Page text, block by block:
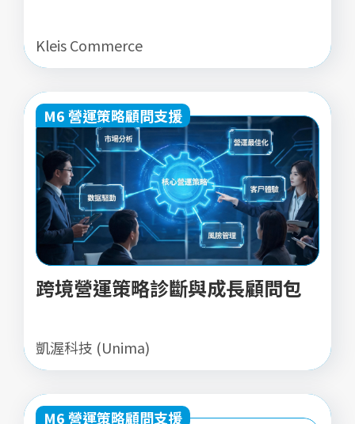
Kleis Commerce
M6 營運策略顧問支援
跨境營運策略診斷與成長顧問包
凱渥科技 (Unima)
M6 營運策略顧問支援